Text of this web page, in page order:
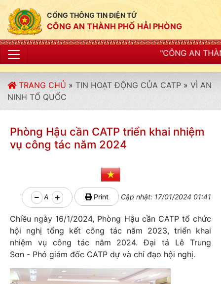
CỔNG THÔNG TIN ĐIỆN TỬ
CÔNG AN THÀNH PHỐ HẢI PHÒNG
"CÔNG AN THÀNH PHỐ HẢI PHÒNG
TRANG CHỦ » TIN HOẠT ĐỘNG CỦA CATP » VÌ AN
NINH TỔ QUỐC
Phòng Hậu cần CATP triển khai nhiệm
vụ công tác năm 2024
A Print Cập nhật: 17/01/2024 01:41
Chiều ngày 16/1/2024, Phòng Hậu cần CATP tổ chức
hội nghị tổng kết công tác năm 2023, triển khai
nhiệm vụ công tác năm 2024. Đại tá Lê Trung
Sơn - Phó giám đốc CATP dự và chỉ đạo hội nghị.